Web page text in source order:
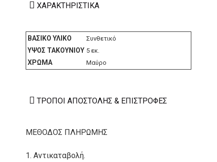
ΧΑΡΑΚΤΗΡΙΣΤΙΚΆ
ΒΑΣΙΚΌ ΥΛΙΚΌ Συνθετικό
ΎΨΟΣ ΤΑΚΟΥΝΙΟΎ 5 εκ.
ΧΡΏΜΑ Μαύρο
ΤΡΌΠΟΙ ΑΠΟΣΤΟΛΉΣ & ΕΠΙΣΤΡΟΦΈΣ
ΜΕΘΟΔΟΣ ΠΛΗΡΩΜΗΣ
1. Αντικαταβολή.